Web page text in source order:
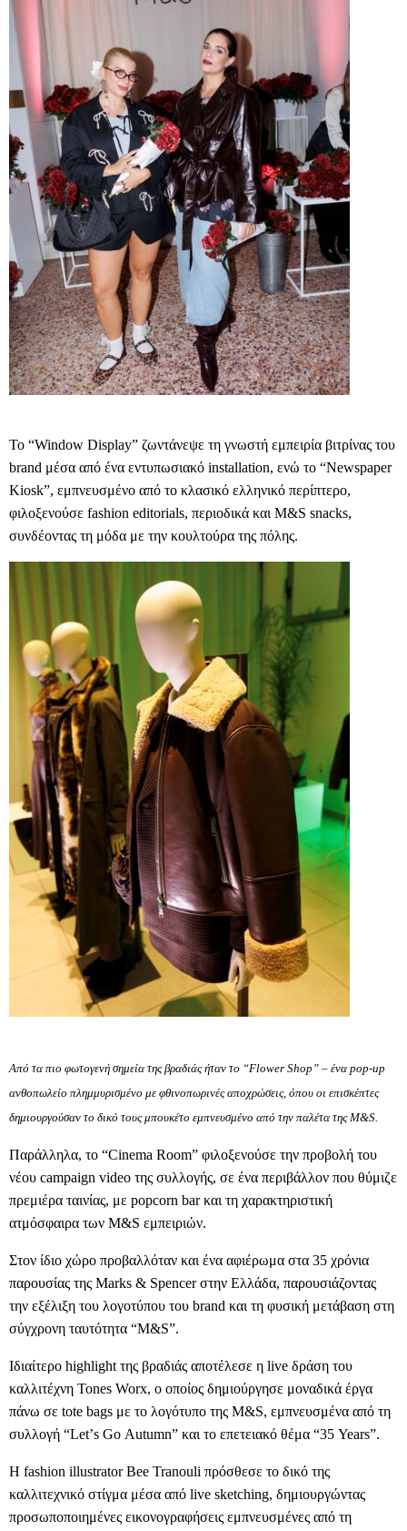
Το “Window Display” ζωντάνεψε τη γνωστή εμπειρία βιτρίνας του
brand μέσα από ένα εντυπωσιακό installation, ενώ το “Newspaper
Kiosk”, εμπνευσμένο από το κλασικό ελληνικό περίπτερο,
φιλοξενούσε fashion editorials, περιοδικά και M&S snacks,
συνδέοντας τη μόδα με την κουλτούρα της πόλης.
Από τα πιο φωτογενή σημεία της βραδιάς ήταν το “Flower Shop” – ένα pop-up
ανθοπωλείο πλημμυρισμένο με φθινοπωρινές αποχρώσεις, όπου οι επισκέπτες
δημιουργούσαν το δικό τους μπουκέτο εμπνευσμένο από την παλέτα τηςM&S.
Παράλληλα, το “Cinema Room” φιλοξενούσε την προβολή του
νέου campaign video της συλλογής, σε ένα περιβάλλον που θύμιζε
πρεμιέρα ταινίας, με popcorn barκαι τη χαρακτηριστική
ατμόσφαιρα των M&S εμπειριών.
Στον ίδιο χώρο προβαλλόταν και ένα αφιέρωμα στα 35 χρόνια
παρουσίας της Marks & Spencerστην Ελλάδα, παρουσιάζοντας
την εξέλιξη του λογοτύπου του brand και τη φυσική μετάβαση στη
σύγχρονη ταυτότητα “M&S”.
Ιδιαίτερο highlight της βραδιάς αποτέλεσε η live δράση του
καλλιτέχνη Tones Worx, ο οποίος δημιούργησε μοναδικά έργα
πάνω σε tote bags με το λογότυπο της M&S, εμπνευσμένα από τη
συλλογή “Let’s Go Autumn” και το επετειακό θέμα “35 Years”.
Η fashion illustrator Bee Tranouli πρόσθεσε το δικό της
καλλιτεχνικό στίγμα μέσα από live sketching, δημιουργώντας
προσωποποιημένες εικονογραφήσεις εμπνευσμένες από τη